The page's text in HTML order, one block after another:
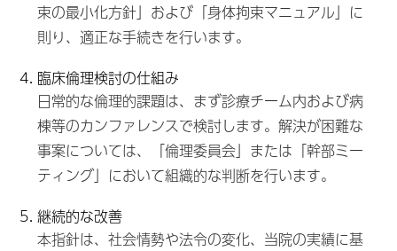
束の最小化方針」および「身体拘束マニュアル」に
則り、適正な手続きを行います。
臨床倫理検討の仕組み
日常的な倫理的課題は、まず診療チーム内および病
棟等のカンファレンスで検討します。解決が困難な
事案については、「倫理委員会」または「幹部ミー
ティング」において組織的な判断を行います。
継続的な改善
本指針は、社会情勢や法令の変化、当院の実績に基